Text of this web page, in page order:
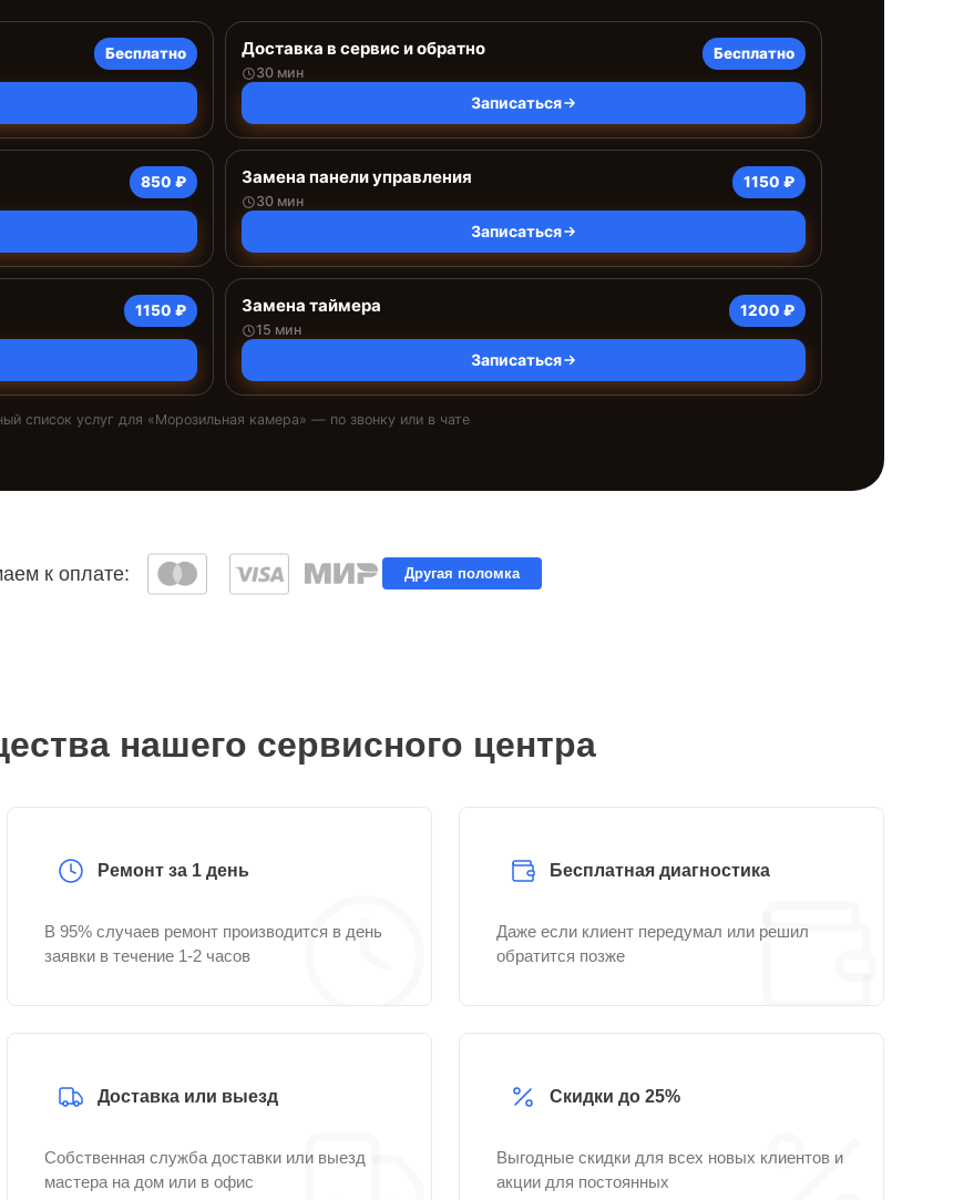
Бесплатно Доставка в сервис и обратно
30 мин
Бесплатно
Записаться
850 ₽ Замена панели управления
30 мин
1150 ₽
Записаться
1150 ₽ Замена таймера
15 мин
1200 ₽
Записаться
список услуг для «Морозильная камера» — по звонку или в чате
к оплате: Другая поломка
нашего сервисного центра
Ремонт за 1 день
В 95% случаев ремонт производится в день
заявки в течение 1-2 часов
Бесплатная диагностика
Даже если клиент передумал или решил
обратится позже
Доставка или выезд
Собственная служба доставки или выезд
мастера на дом или в офис
Скидки до 25%
Выгодные скидки для всех новых клиентов и
акции для постоянных